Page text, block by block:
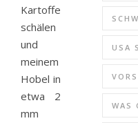
Kartoffeln
schälen
und
meinem
Hobel in
etwa 2
mm
USA
WAS